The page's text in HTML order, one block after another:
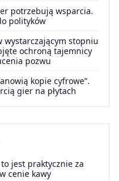
potrzebują wsparcia.
polityków
wystarczającym stopniu
ochroną tajemnicy
pozwu
kopie cyfrowe”.
gier na płytach
jest praktycznie za
cenie kawy